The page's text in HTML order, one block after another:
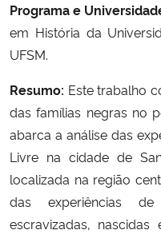
Programa e
em História da
UFSM.
Resumo: Este trabalho
das famílias negras no
abarca a análise das
Livre na cidade de
localizada na região
das experiências
escravizadas,